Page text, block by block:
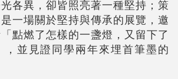
各異，卻皆照亮著一種堅持；策
一場關於堅持與傳承的展覽，邀
點燃了怎樣的一盞燈，又留下了
，並見證同學兩年來埋首筆墨的